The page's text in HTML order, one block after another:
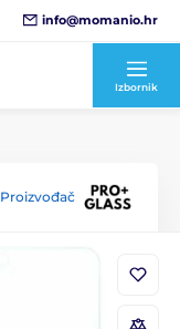
info@momanio.hr
Izbornik
Proizvođač